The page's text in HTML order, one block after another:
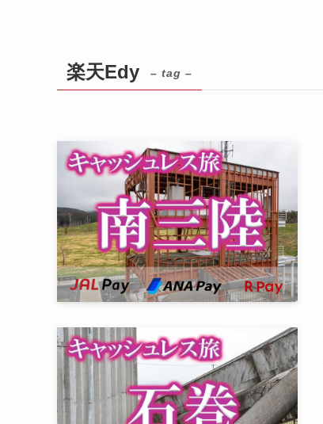
楽天Edy – tag –